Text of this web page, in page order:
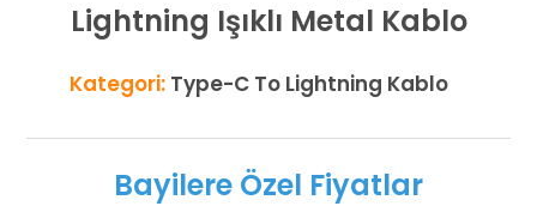
Lightning Işıklı Metal Kablo
Kategori: Type-C To Lightning Kablo
Bayilere Özel Fiyatlar